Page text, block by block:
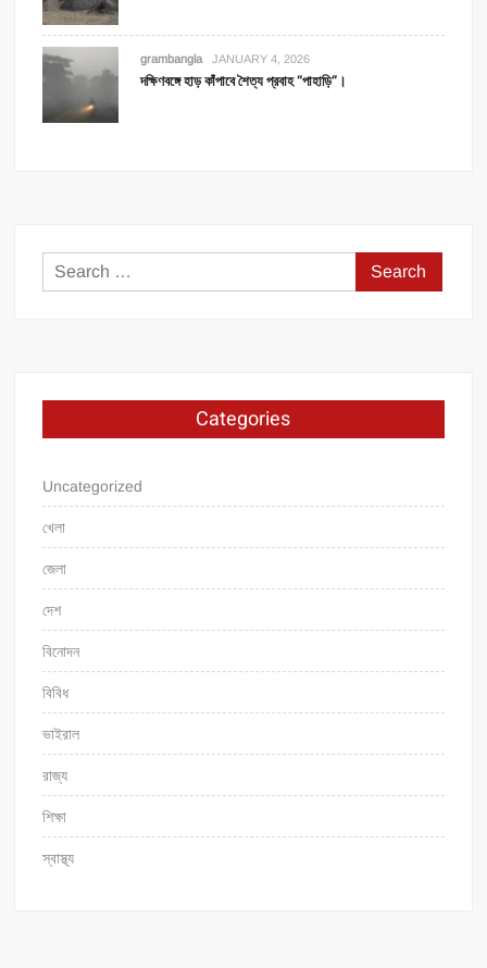
grambangla JANUARY 4, 2026
দক্ষিণবঙ্গে হাড় কাঁপাবে শৈত্য প্রবাহ “পাহাড়ি”।
Search
for:
Categories
Uncategorized
খেলা
জেলা
দেশ
বিনোদন
বিবিধ
ভাইরাল
রাজ্য
শিক্ষা
স্বাস্থ্য